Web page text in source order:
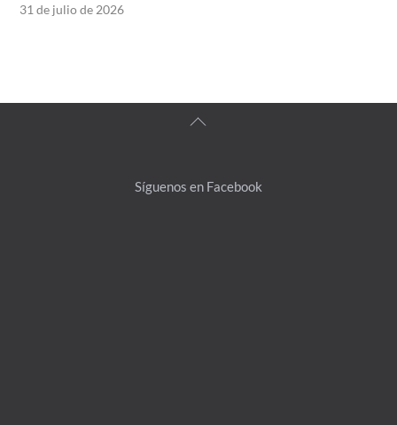
31 de julio de 2026
Back
Síguenos en Facebook